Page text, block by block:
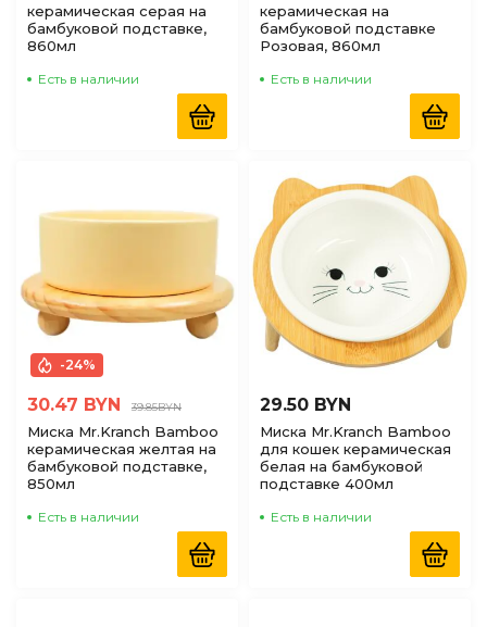
керамическая серая на
бамбуковой подставке,
860мл
Есть в наличии
керамическая на
бамбуковой подставке
Розовая, 860мл
Есть в наличии
-24%
30.47 BYN 39.85BYN
Миска Mr.Kranch Bamboo
керамическая желтая на
бамбуковой подставке,
850мл
Есть в наличии
29.50 BYN
Миска Mr.Kranch Bamboo
для кошек керамическая
белая на бамбуковой
подставке 400мл
Есть в наличии